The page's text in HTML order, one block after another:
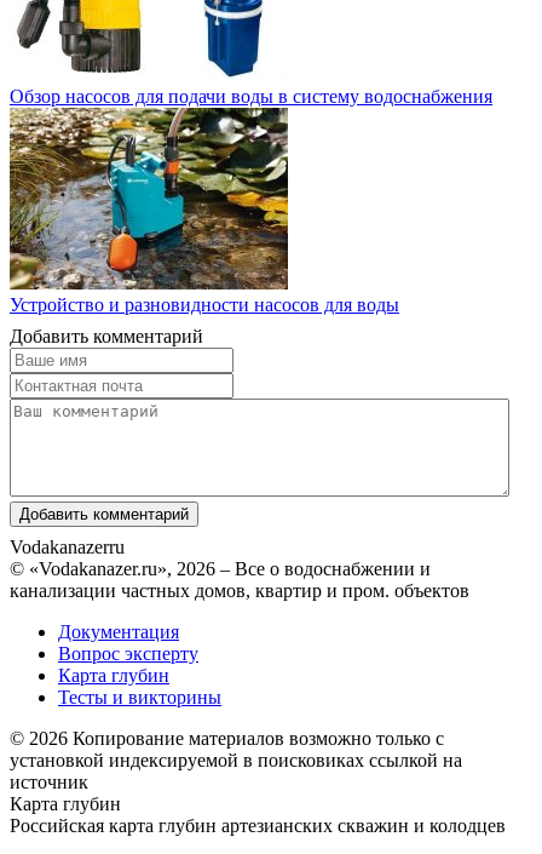
Обзор насосов для подачи воды в систему водоснабжения
Устройство и разновидности насосов для воды
Добавить комментарий
Vodakanazerru
© «Vodakanazer.ru», 2026 – Все о водоснабжении и
канализации частных домов, квартир и пром. объектов
Документация
Вопрос эксперту
Карта глубин
Тесты и викторины
© 2026 Копирование материалов возможно только с
установкой индексируемой в поисковиках ссылкой на
источник
Карта глубин
Российская карта глубин артезианских скважин и колодцев